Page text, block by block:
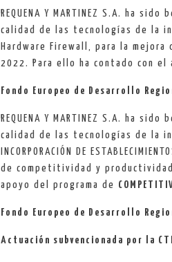
REQUENA Y MARTINEZ S.A. ha
calidad de las tecnologías de la
Hardware Firewall, para la
2022. Para ello ha contado con el
Fondo Europeo de Desarrollo
REQUENA Y MARTINEZ S.A. ha
calidad de las tecnologías de la
INCORPORACIÓN DE
de competitividad y
apoyo del programa de
Fondo Europeo de Desarrollo
Actuación subvencionada por la